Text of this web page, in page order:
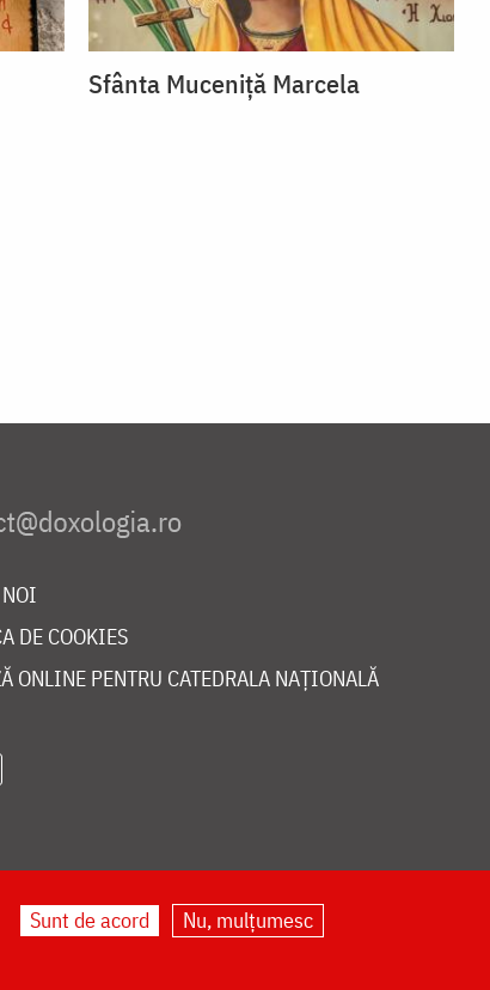
Sfânta Muceniță Marcela
NOI
DE COOKIES
ONLINE PENTRU CATEDRALA NAȚIONALĂ
Sunt de acord Nu, mulțumesc